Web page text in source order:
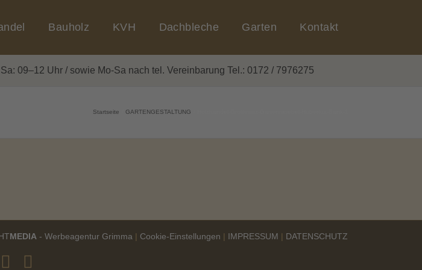
Bauholz KVH Dachbleche Garten Kontakt
09–12 Uhr / sowie Mo-Sa nach tel. Vereinbarung Tel.: 0172 / 7976275
Startseite GARTENGESTALTUNG
MEDIA - Werbeagentur Grimma | Cookie-Einstellungen | IMPRESSUM | DATENSCHUTZ
Facebook